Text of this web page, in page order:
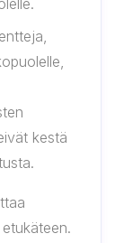
kestä